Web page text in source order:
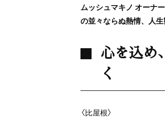
ムッシュマキノ オーナ
の並々ならぬ熱情、人
心を込め
く
〈比屋根〉